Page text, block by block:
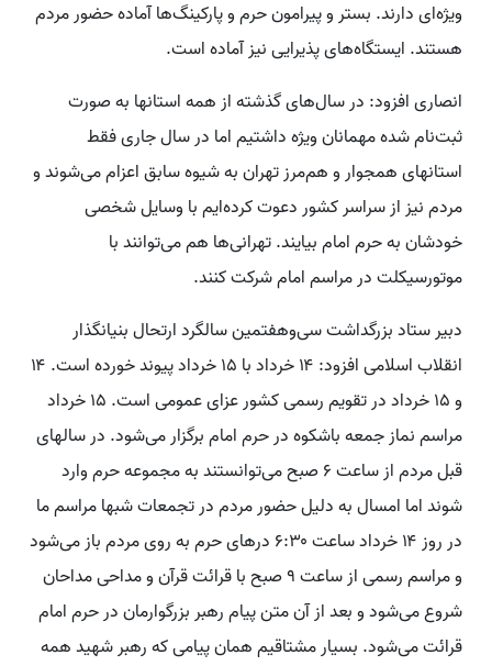
ویژه‌ای دارند. بستر و پیرامون حرم و پارکینگ‌ها آماده حضور مردم
هستند. ایستگاه‌های پذیرایی نیز آماده است.
انصاری افزود: در سال‌های گذشته از همه استانها به صورت
ثبت‌نام شده مهمانان ویژه داشتیم اما در سال جاری فقط
استانهای همجوار و هم‌مرز تهران به شیوه سابق اعزام می‌شوند و
مردم نیز از سراسر کشور دعوت کرده‌ایم با وسایل شخصی
خودشان به حرم امام بیایند. تهرانی‌ها هم می‌توانند با
موتورسیکلت در مراسم امام شرکت کنند.
دبیر ستاد بزرگداشت سی‌وهفتمین سالگرد ارتحال بنیانگذار
انقلاب اسلامی افزود: ۱۴ خرداد با ۱۵ خرداد پیوند خورده است. ۱۴
و ۱۵ خرداد در تقویم رسمی کشور عزای عمومی است. ۱۵ خرداد
مراسم نماز جمعه باشکوه در حرم امام برگزار می‌شود. در سالهای
قبل مردم از ساعت ۶ صبح می‌توانستند به مجموعه حرم وارد
شوند اما امسال به دلیل حضور مردم در تجمعات شبها مراسم ما
در روز ۱۴ خرداد ساعت ۶:۳۰ درهای حرم به روی مردم باز می‌شود
و مراسم رسمی از ساعت ۹ صبح با قرائت قرآن و مداحی مداحان
شروع می‌شود و بعد از آن متن پیام رهبر بزرگوارمان در حرم امام
قرائت می‌شود. بسیار مشتاقیم همان پیامی که رهبر شهید همه